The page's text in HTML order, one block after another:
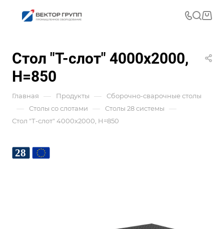
Стол "Т-слот" 4000x2000,
H=850
Главная — Продукты — Сборочно-сварочные столы
— Столы со слотами — Столы 28 системы —
Стол "Т-слот" 4000x2000, H=850